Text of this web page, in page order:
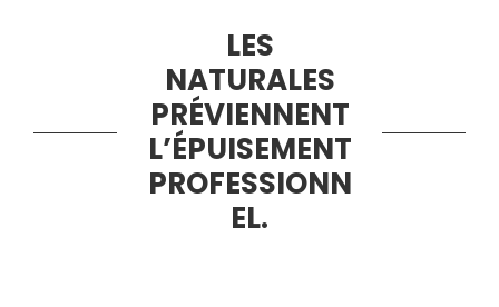
LES
NATURALES
PRÉVIENNENT
L’ÉPUISEMENT
PROFESSIONN
EL.